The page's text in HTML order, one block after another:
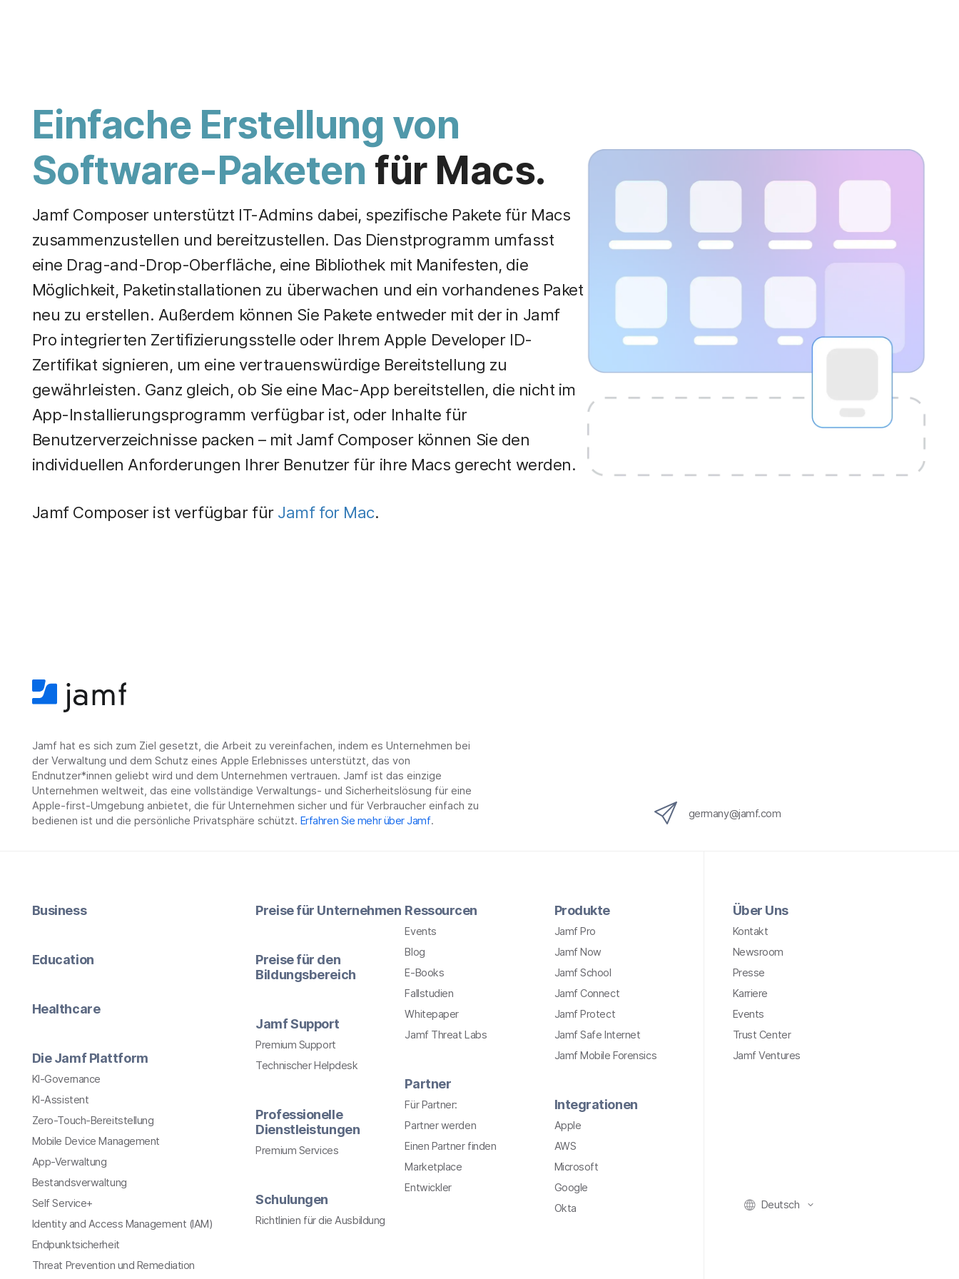
a
l
e
n
Einfache Erstellung von
Software-Paketen für Macs.
Jamf Composer unterstützt IT-Admins dabei, spezifische Pakete für Macs
zusammenzustellen und bereitzustellen. Das Dienstprogramm umfasst
eine Drag-and-Drop-Oberfläche, eine Bibliothek mit Manifesten, die
Möglichkeit, Paketinstallationen zu überwachen und ein vorhandenes Paket
neu zu erstellen. Außerdem können Sie Pakete entweder mit der in Jamf
Pro integrierten Zertifizierungsstelle oder Ihrem Apple Developer ID-
Zertifikat signieren, um eine vertrauenswürdige Bereitstellung zu
gewährleisten. Ganz gleich, ob Sie eine Mac-App bereitstellen, die nicht im
App-Installierungsprogramm verfügbar ist, oder Inhalte für
Benutzerverzeichnisse packen – mit Jamf Composer können Sie den
individuellen Anforderungen Ihrer Benutzer für ihre Macs gerecht werden.
Jamf Composer ist verfügbar für Jamf for Mac.
Jamf hat es sich zum Ziel gesetzt, die Arbeit zu vereinfachen, indem es Unternehmen bei
der Verwaltung und dem Schutz eines Apple Erlebnisses unterstützt, das von
Endnutzer*innen geliebt wird und dem Unternehmen vertrauen. Jamf ist das einzige
Unternehmen weltweit, das eine vollständige Verwaltungs- und Sicherheitslösung für eine
Apple-first-Umgebung anbietet, die für Unternehmen sicher und für Verbraucher einfach zu
bedienen ist und die persönliche Privatsphäre schützt. Erfahren Sie mehr über Jamf.
germany@jamf.com
Business
Education
Healthcare
Die Jamf Plattform
KI-Governance
KI-Assistent
Zero-Touch-Bereitstellung
Mobile Device Management
App-Verwaltung
Bestandsverwaltung
Self Service+
Identity and Access Management (IAM)
Endpunktsicherheit
Threat Prevention und Remediation
Preise für Unternehmen
Preise für den
Bildungsbereich
Jamf Support
Premium Support
Technischer Helpdesk
Professionelle
Dienstleistungen
Premium Services
Schulungen
Richtlinien für die Ausbildung
Ressourcen
Events
Blog
E-Books
Fallstudien
Whitepaper
Jamf Threat Labs
Partner
Für Partner:
Partner werden
Einen Partner finden
Marketplace
Entwickler
Produkte
Jamf Pro
Jamf Now
Jamf School
Jamf Connect
Jamf Protect
Jamf Safe Internet
Jamf Mobile Forensics
Integrationen
Apple
AWS
Microsoft
Google
Okta
Über Uns
Kontakt
Newsroom
Presse
Karriere
Events
Trust Center
Jamf Ventures
Deutsch